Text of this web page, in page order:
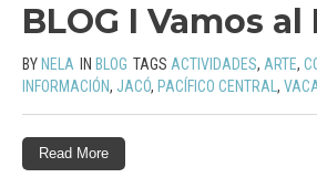
BLOG I Vamos
BY NELA IN BLOG TAGS ACTIVIDADES, ARTE,
INFORMACIÓN, JACÓ, PACÍFICO CENTRAL ,
Read More